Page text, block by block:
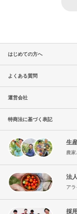
はじめての方へ
よくある質問
運営会社
特商法に基づく表記
生
農
法
ア
採